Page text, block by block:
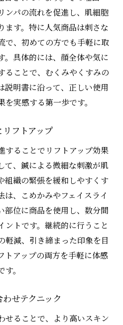
ンパの流れを促進し、肌細胞
ます。特に人気商品は刺さな
で、初めての方でも手軽に取
。具体的には、顔全体や気に
ることで、むくみやくすみの
説明書に沿って、正しい使用
実感する第一歩です。
フトアップ
することでリフトアップ効果
て、鍼による微細な刺激が肌
組織の緊張を緩和しやすくす
は、こめかみやフェイスライ
部位に商品を使用し、数分間
ントです。継続的に行うこと
軽減、引き締まった印象を目
トアップの両方を手軽に体感
。
せテクニック
せることで、より高いスキン